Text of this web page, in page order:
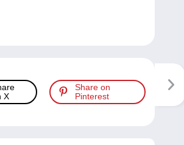
X
Share on
Pinterest